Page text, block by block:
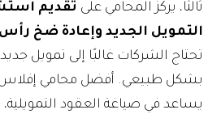
ثالثًا، يركز المحامي على تقديم
التمويل الجديد وإعادة ضخ
تحتاج الشركات غالبًا إلى تمويل
بشكل طبيعي. أفضل محامي
يساعد في صياغة العقود التمويلية،